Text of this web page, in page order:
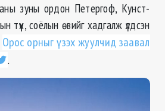
зуны ордон Петергоф, Кунст-
түүх, соёлын өвийг хадгалж үлдсэн
Орос орныг үзэх жуулчид заавал
.